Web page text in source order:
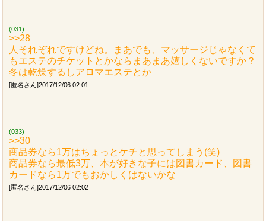
(031)
>>28
人それぞれですけどね。まあでも、マッサージじゃなくて
もエステのチケットとかならまあまあ嬉しくないですか？
冬は乾燥するしアロマエステとか
[匿名さん]2017/12/06 02:01
(033)
>>30
商品券なら1万はちょっとケチと思ってしまう(笑)
商品券なら最低3万、本が好きな子には図書カード、図書
カードなら1万でもおかしくはないかな
[匿名さん]2017/12/06 02:02